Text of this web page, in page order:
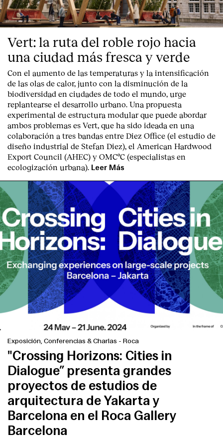
Vert: la ruta del roble rojo hacia
una ciudad más fresca y verde
Con el aumento de las temperaturas y la intensificación
de las olas de calor, junto con la disminución de la
biodiversidad en ciudades de todo el mundo, urge
replantearse el desarrollo urbano. Una propuesta
experimental de estructura modular que puede abordar
ambos problemas es Vert, que ha sido ideada en una
colaboración a tres bandas entre Diez Office (el estudio de
diseño industrial de Stefan Diez), el American Hardwood
Export Council (AHEC) y OMCºC (especialistas en
ecologización urbana).
Leer Más
Exposición, Conferencias & Charlas - Roca
"Crossing Horizons: Cities in
Dialogue” presenta grandes
proyectos de estudios de
arquitectura de Yakarta y
Barcelona en el Roca Gallery
Barcelona